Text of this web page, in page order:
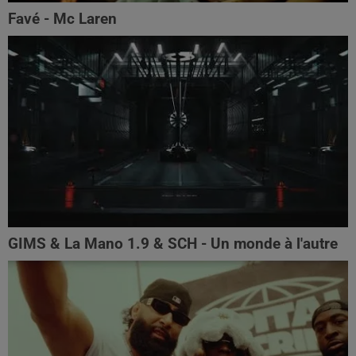
Favé - Mc Laren
GIMS & La Mano 1.9 & SCH - Un monde à l'autre